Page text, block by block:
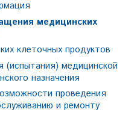
медицинских
клеточных продуктов
(испытания) медицинской
назначения
проведения
и ремонту